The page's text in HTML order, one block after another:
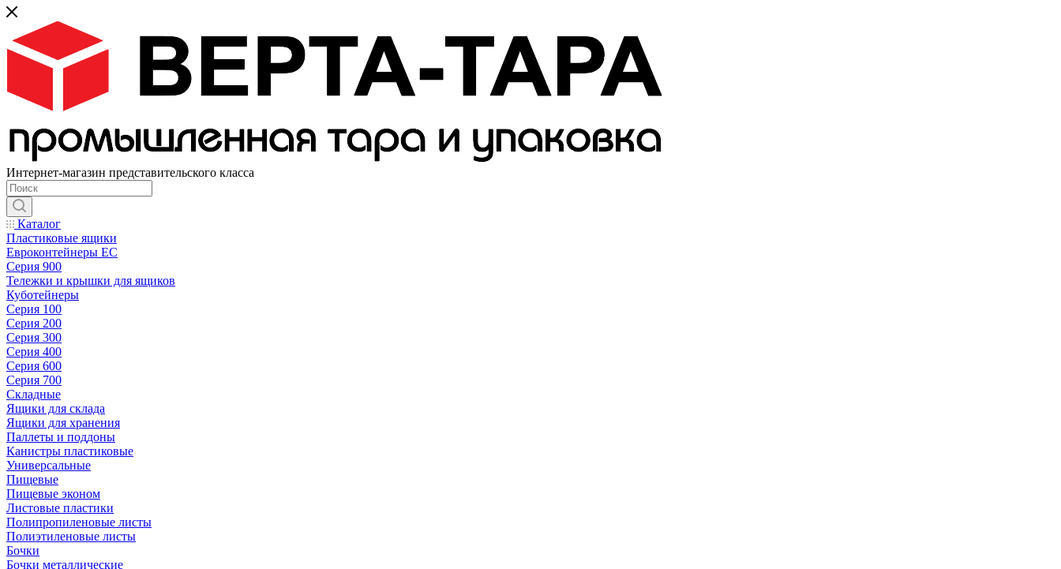
Интернет-магазин представительского класса
Каталог
Пластиковые ящики
Евроконтейнеры ЕС
Серия 900
Тележки и крышки для ящиков
Куботейнеры
Серия 100
Серия 200
Серия 300
Серия 400
Серия 600
Серия 700
Складные
Ящики для склада
Ящики для хранения
Паллеты и поддоны
Канистры пластиковые
Универсальные
Пищевые
Пищевые эконом
Листовые пластики
Полипропиленовые листы
Полиэтиленовые листы
Бочки
Бочки металлические